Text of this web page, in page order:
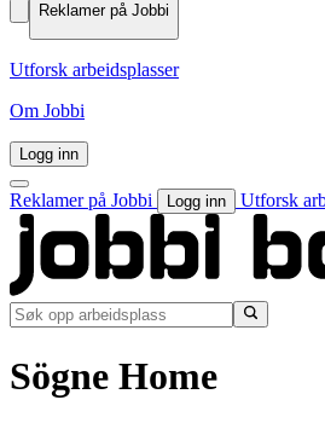
Reklamer på Jobbi
Utforsk arbeidsplasser
Om Jobbi
Logg inn
Reklamer på Jobbi Logg inn Utforsk
Sögne Home